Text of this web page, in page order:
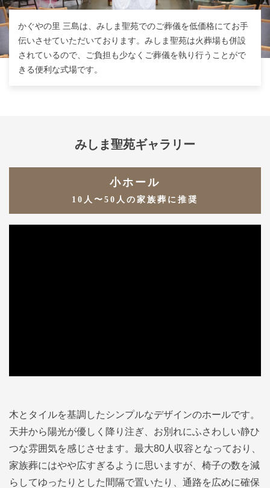
かぐやの里 三島は、みしま聖苑でのご葬儀を低価格にてお手
伝いさせていただいております。みしま聖苑は火葬場も併設
されているので、
ご負担も少なくご葬儀を執り行うことがで
きる便利な式場です。
みしま聖苑ギャラリー
小ホール
10人〜50人の家族葬に推奨
木とタイルを基調したシンプルなデザインのホールです。
天井から陽光が優しく降り注ぎ、お別れにふさわしい静ひ
つな雰囲気を感じさせます。最大80人収容となっており、
家族葬にはやや広すぎるように思いますが、椅子の数を減
らしてゆったりとした間隔で置いたり、通路を広めに確保